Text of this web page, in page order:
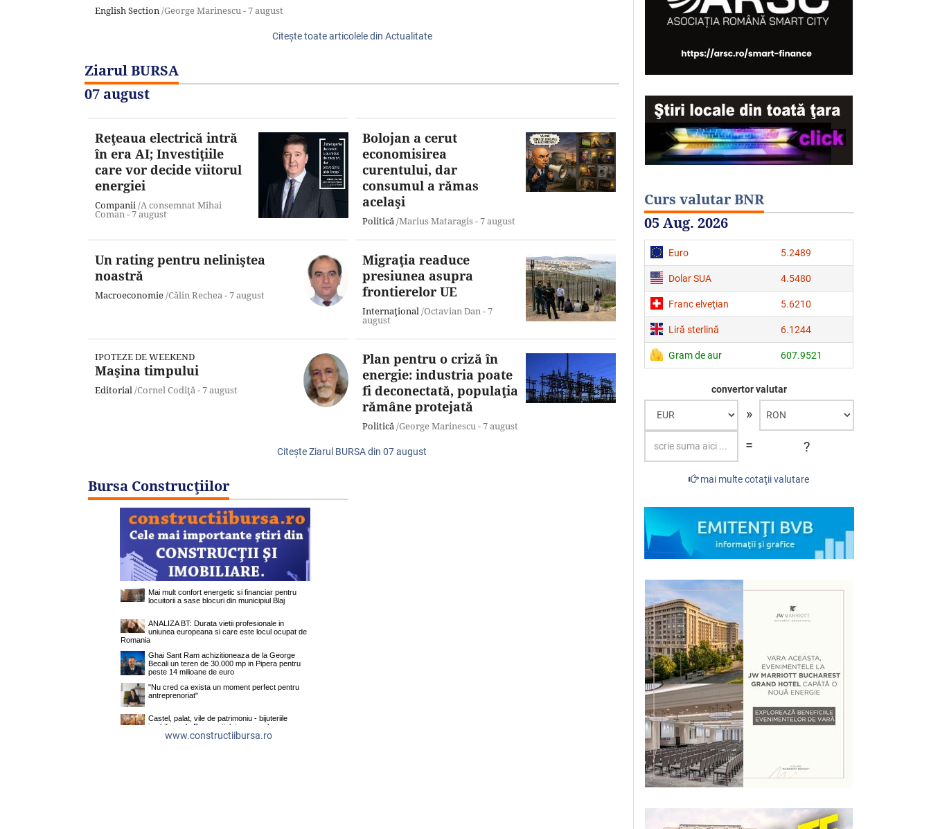
English Section /George Marinescu -7 august
Citeşte toate articolele din Actualitate
Ziarul BURSA
07 august
Reţeaua electrică intră
în era AI; Investiţiile
care vor decide viitorul
energiei
Companii /A consemnat Mihai
Coman -7 august
Bolojan a cerut
economisirea
curentului, dar
consumul a rămas
acelaşi
Politică /Marius Mataragis -7 august
Un rating pentru neliniştea
noastră
Macroeconomie /Călin Rechea -7 august
Migraţia readuce
presiunea asupra
frontierelor UE
Internaţional /Octavian Dan -7
august
IPOTEZE DE WEEKEND
Maşina timpului
Editorial /Cornel Codiţă -7 august
Plan pentru o criză în
energie: industria poate
fi deconectată, populaţia
rămâne protejată
Politică /George Marinescu -7 august
Citeşte Ziarul BURSA din 07 august
Bursa Construcţiilor
www.constructiibursa.ro
Curs valutar BNR
05 Aug. 2026
Euro 5.2489
Dolar SUA 4.5480
Franc elveţian 5.6210
Liră sterlină 6.1244
Gram de aur 607.9521
convertor valutar
»
=
?
mai multe cotaţii valutare